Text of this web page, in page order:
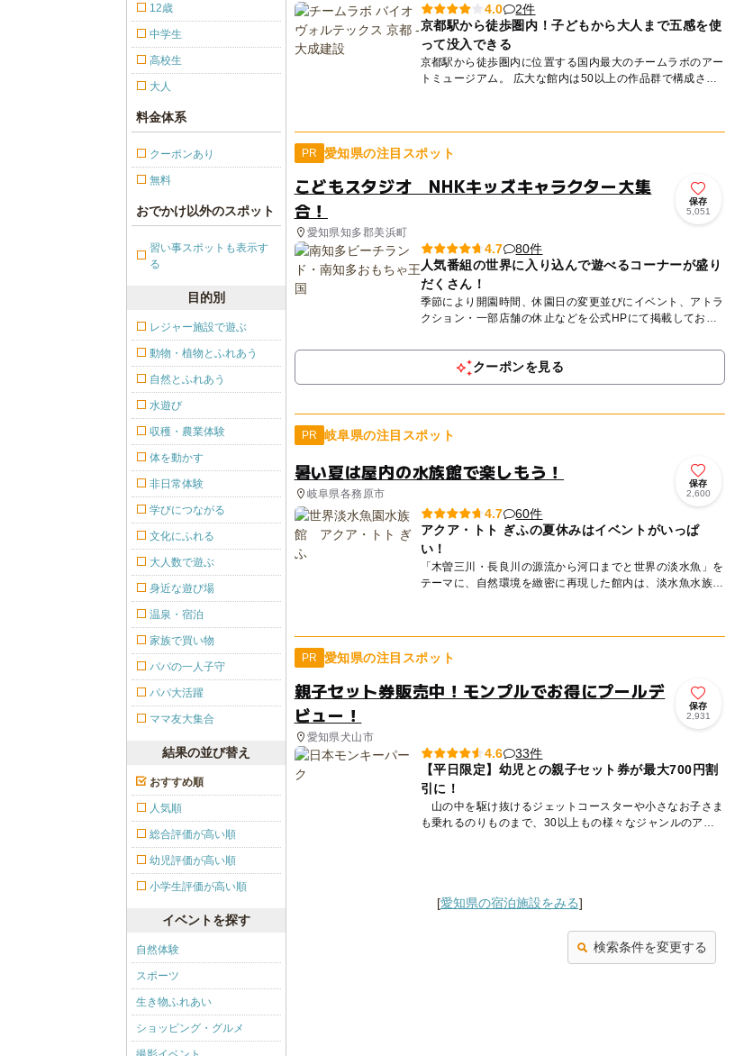
4.0
2件
京都駅から徒歩圏内！子どもから大人まで五感を使
って没入できる
京都駅から徒歩圏内に位置する国内最大のチームラボのアー
トミュージアム。 広大な館内は50以上の作品群で構成され
PR 愛知県の注目スポット
こどもスタジオ NHKキッズキャラクター大集
合！
愛知県知多郡美浜町
保存
5,051
4.7
80件
人気番組の世界に入り込んで遊べるコーナーが盛り
だくさん！
季節により開園時間、休園日の変更並びにイベント、アトラ
クション・一部店舗の休止などを公式HPにて掲載しており
ますようお...
クーポンを見る
PR 岐阜県の注目スポット
暑い夏は屋内の水族館で楽しもう！
岐阜県各務原市
保存
2,600
4.7
60件
アクア・トト ぎふの夏休みはイベントがいっぱ
い！
「木曽三川・長良川の源流から河口までと世界の淡水魚」を
テーマに、自然環境を緻密に再現した館内は、淡水魚水族館
PR 愛知県の注目スポット
親子セット券販売中！モンプルでお得にプールデ
ビュー！
愛知県犬山市
保存
2,931
4.6
33件
【平日限定】幼児との親子セット券が最大700円割
引に！
山の中を駆け抜けるジェットコースターや小さなお子さま
も乗れるのりものまで、30以上もの様々なジャンルのアト
[愛知県の宿泊施設をみる]
検索条件を変更する
12歳
中学生
高校生
大人
料金体系
クーポンあり
無料
おでかけ以外のスポット
習い事スポットも表示す
る
目的別
レジャー施設で遊ぶ
動物・植物とふれあう
自然とふれあう
水遊び
収穫・農業体験
体を動かす
非日常体験
学びにつながる
文化にふれる
大人数で遊ぶ
身近な遊び場
温泉・宿泊
家族で買い物
パパの一人子守
パパ大活躍
ママ友大集合
結果の並び替え
おすすめ順
人気順
総合評価が高い順
幼児評価が高い順
小学生評価が高い順
イベントを探す
自然体験
スポーツ
生き物ふれあい
ショッピング・グルメ